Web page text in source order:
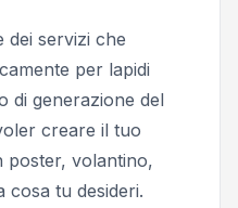
dei servizi che
per lapidi
di generazione del
creare il tuo
poster, volantino,
cosa tu desideri.